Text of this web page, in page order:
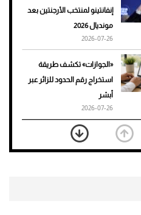
إنفانتينو لمنتخب الأرجنتين بعد
مونديال 2026
2026-07-26
«الجوازات» تكشف طريقة
استخراج رقم الحدود للزائر عبر
أبشر
2026-07-26
بعد 7 أشهر من تعرضه لحادث
مروع.. جوشوا يفوز على برينغا